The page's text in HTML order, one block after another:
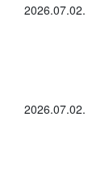
2026.07.02.
2026.07.02.